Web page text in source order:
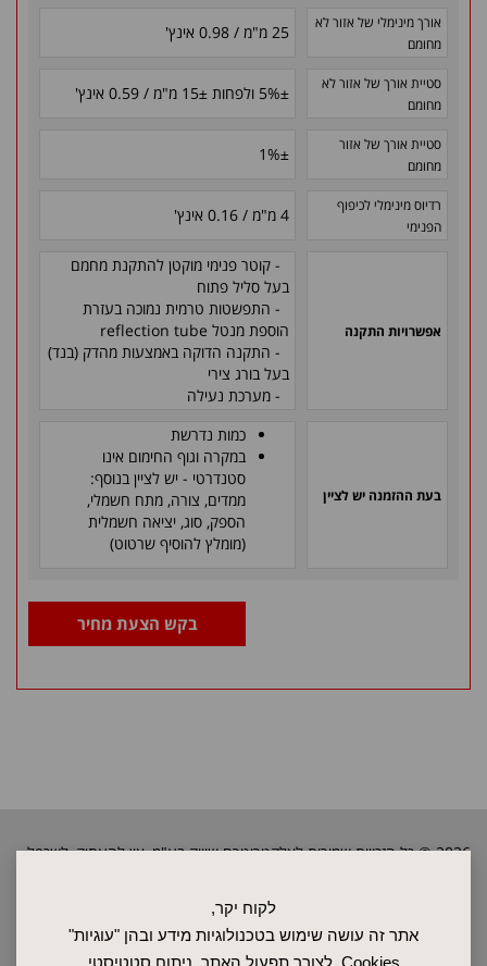
לקוח יקר,
אתר זה עושה שימוש בטכנולוגיות מידע ובהן "עוגיות"
Cookies, לצורך תפעול האתר, ניתוח סטטיסטי
אורך מינימלי של אזור לא
מחומם
25 מ"מ / 0.98 אינץ'
סטיית אורך של אזור לא
מחומם
±5% ולפחות ±15 מ"מ / 0.59 אינץ'
סטיית אורך של אזור
מחומם
±
1%
רדיוס מינימלי לכיפוף
הפנימי
4 מ"מ / 0.16 אינץ'
אפשרויות התקנה
- קוטר פנימי מוקטן להתקנת מחמם
בעל סליל פתוח
- התפשטות טרמית נמוכה בעזרת
הוספת מנטל reflection tube
- התקנה הדוקה באמצעות מהדק (בנד)
בעל בורג צירי
- מערכת נעילה
בעת ההזמנה יש לציין
כמות נדרשת
במקרה וגוף החימום אינו
סטנדרטי - יש לציין בנוסף:
ממדים, צורה, מתח חשמלי,
הספק, סוג, יציאה חשמלית
(מומלץ להוסיף שרטוט)
בקש הצעת מחיר
2026 © כל הזכויות שמורות לאלקטרוטרם שיווק בע"מ, אין להעתיק, לשכפל